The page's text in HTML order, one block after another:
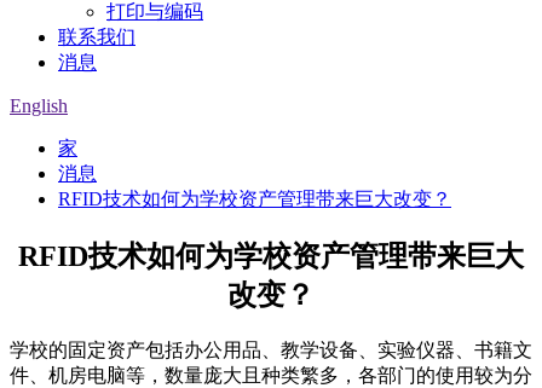
打印与编码
联系我们
消息
English
家
消息
RFID技术如何为学校资产管理带来巨大改变？
RFID技术如何为学校资产管理带来巨大
改变？
学校的固定资产包括办公用品、教学设备、实验仪器、书籍文
件、机房电脑等，数量庞大且种类繁多，各部门的使用较为分